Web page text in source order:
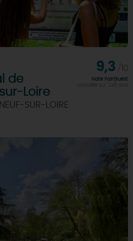
de
Loire
SUR-LOIRE
9,3
Note FairGuest
calculée sur 245 avis